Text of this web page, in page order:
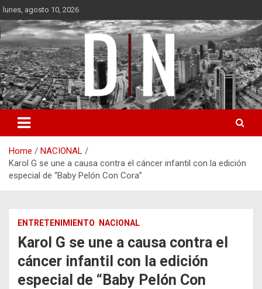
Skip
to
content
lunes, agosto 10, 2026
Diámetro Noticias
Home
NACIONAL
Karol G se une a causa contra el cáncer infantil con la edición
especial de “Baby Pelón Con Cora”
ENTRETENIMIENTO NACIONAL
Karol G se une a causa contra el
cáncer infantil con la edición
especial de “Baby Pelón Con